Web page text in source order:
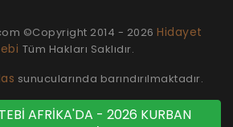
©Copyright 2014 - 2026Hidayet
Tüm Hakları Saklıdır.
sunucularında barındırılmaktadır.
AFRİKA'DA - 2026 KURBAN